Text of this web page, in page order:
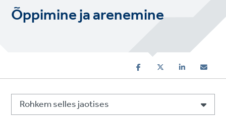
Õppimine ja arenemine
Rohkem selles jaotises